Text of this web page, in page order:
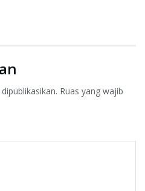
Ruas yang wajib